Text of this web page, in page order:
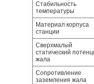
Стабильность
температуры
Материал корпуса
станции
Сверхмалый
статический
жала
Сопротивление
заземления жала